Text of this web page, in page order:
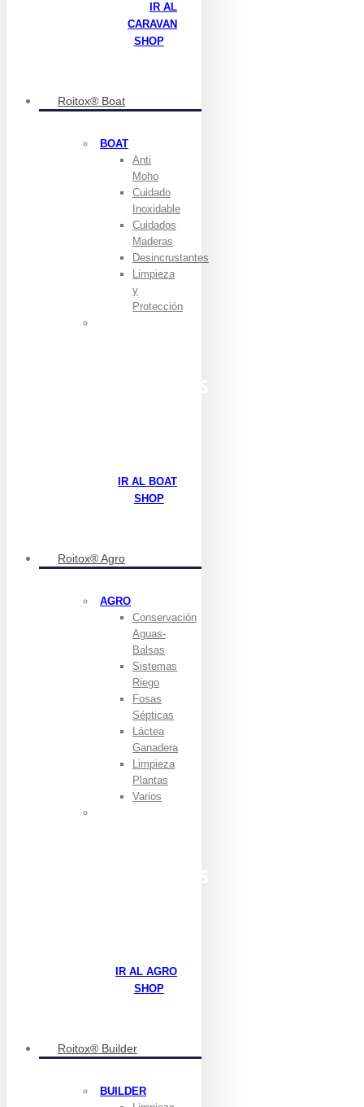
IR AL
CARAVAN
SHOP
Roitox® Boat
BOAT
Anti
Moho
Cuidado
Inoxidable
Cuidados
Maderas
Desincrustantes
Limpieza
y
Protección
IR AL BOAT
SHOP
Roitox® Agro
AGRO
Conservación
Aguas-
Balsas
Sistemas
Riego
Fosas
Sépticas
Láctea
Ganadera
Limpieza
Plantas
Varios
IR AL AGRO
SHOP
Roitox® Builder
BUILDER